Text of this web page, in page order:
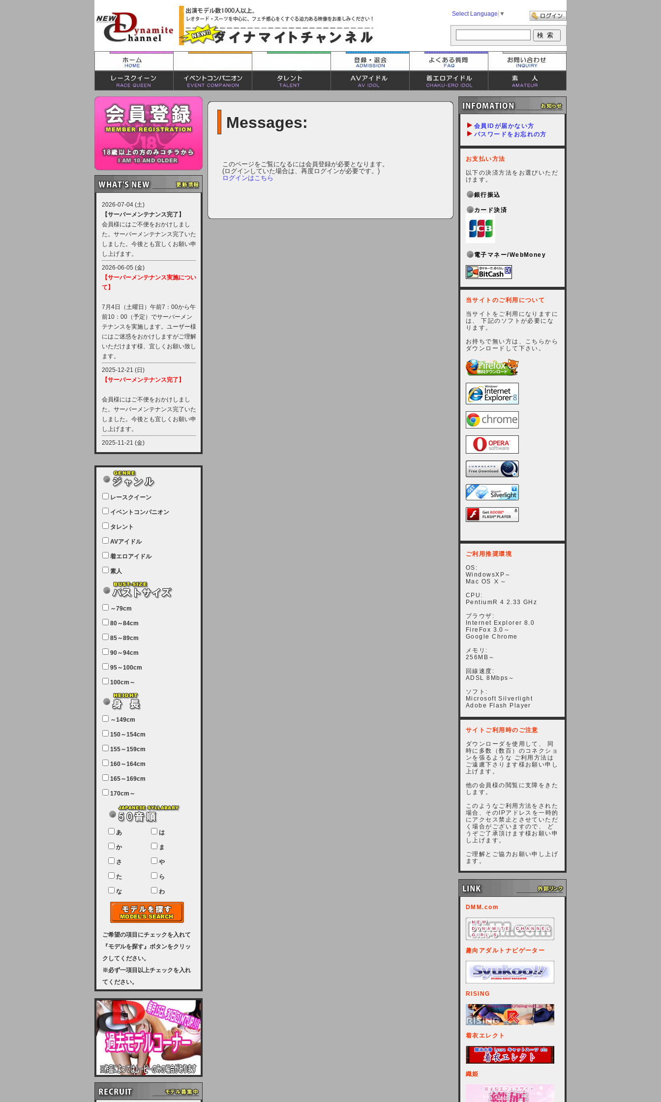
Select Language ▼
2026-07-04 (土)
【サーバーメンテナンス完了】
会員様にはご不便をおかけしまし
た。サーバーメンテナンス完了いた
しました。今後とも宜しくお願い申
し上げます。
2026-06-05 (金)
【サーバーメンテナンス実施につい
て】
7月4日（土曜日）午前7：00から午
前10：00（予定）でサーバーメン
テナンスを実施します。ユーザー様
にはご迷惑をおかけしますがご理解
いただけます様、宜しくお願い致し
ます。
2025-12-21 (日)
【サーバーメンテナンス完了】
会員様にはご不便をおかけしまし
た。サーバーメンテナンス完了いた
しました。今後とも宜しくお願い申
し上げます。
2025-11-21 (金)
【サーバーメンテナンス実施につい
12月21日（日曜日）午前9：00か
ら午前11：00（予定）でサーバー
メンテナンスを実施します。ユーザ
ー様にはご迷惑をおかけしますがご
理解いただけます様、宜しくお願い
致します。
2025-07-05 (土)
【サーバーメンテナンス完了のお知
本日、サーバーメンテナンスのため
ユーザー様には大変ご迷惑をおかけ
しました。無事、メンテナンスが完
致します。
2025-06-11 (水)
【サーバーメンテナンス実施につい
7月5日（土曜日）午前7：00から午
テナンスを実施します。ユーザー様
にはご迷惑をおかけしますがご理解
いただけます様、宜しくお願い致し
【クレジットカード決済について
②】
現在、クレジットカード決済はJCB
のみになっております。大変ご迷惑
キャシュでの決済は可能ですので、
宜しくお願い致します。
2024-02-23 (金)
【クレジットカード決済について】
只今、クレジットカード会社の都合
により決済ができない状況です。
ユーザー様には、大変ご迷惑をおか
けいたしまして申し訳ございませ
ん。
2023-08-31 (木)
【サーバーメンテナンス実施のお知
らせ】
2023年 9月10日（日曜日）午前8：
サーバーメンテナンスを実施いたし
ます。その為、アクセスはできませ
ますが、ご理解の程を宜しくお願い
致します。
2022-09-01 (木)
【サーバーメンテナンスのお知ら
せ】
9月10日（土曜日）AM6：00から
AM8：00（予定）サーバーメンテ
ナンスを致します。ご迷惑をおかけ
レースクイーン
イベントコンパニオン
タレント
AVアイドル
着エロアイドル
素人
～79cm
80～84cm
85～89cm
90～94cm
95～100cm
100cm～
～149cm
150～154cm
155～159cm
160～164cm
165～169cm
170cm～
あ は
か ま
さ や
た ら
な わ
ご希望の項目にチェックを入れて
『モデルを探す』ボタンをクリッ
クしてください。
※必ず一項目以上チェックを入れ
てください。
Messages:
このページをご覧になるには会員登録が必要となります。
(ログインしていた場合は、再度ログインが必要です。)
ログインはこちら
会員IDが届かない方
パスワードをお忘れの方
お支払い方法
以下の決済方法をお選びいただ
けます。
銀行振込
カード決済
電子マネー/WebMoney
当サイトのご利用について
当サイトをご利用になりますに
は、 下記のソフトが必要にな
ります。
お持ちで無い方は、こちらから
ダウンロードして下さい。
ご利用推奨環境
OS:
WindowsXP～
Mac OS Ⅹ～
CPU:
PentiumR 4 2.33 GHz
ブラウザ:
Internet Explorer 8.0
FireFox 3.0～
Google Chrome
メモリ:
256MB～
回線速度:
ADSL 8Mbps～
ソフト:
Microsoft Silverlight
Adobe Flash Player
サイトご利用時のご注意
ダウンローダを使用して、 同
時に多数（数百）のコネクショ
ンを張るような ご利用方法は
ご遠慮下さります様お願い申し
上げます。
他の会員様の閲覧に支障をきた
します。
このようなご利用方法をされた
場合、そのIPアドレスを一時的
にアクセス禁止とさせていただ
く場合がございますので、 ど
うぞご了承頂けます様お願い申
し上げます。
ご理解とご協力お願い申し上げ
ます。
DMM.com
趣向アダルトナビゲーター
RISING
着衣エレクト
織姫